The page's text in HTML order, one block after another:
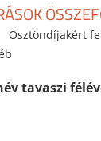
Ösztöndíjakért
tavaszi